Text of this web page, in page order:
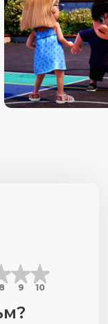
обсуждения и
8 9 10